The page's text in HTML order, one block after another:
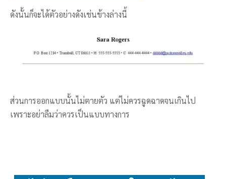
ดังนั้นก็จะได้ตัวอย่างดังเช่นข้างล่างนี้
ส่วนการออกแบบนั้นไม่ตายตัว แต่ไม่ควรฉูดฉาดจนเกินไป
เพราะอย่าลืมว่าควรเป็นแบบทางการ